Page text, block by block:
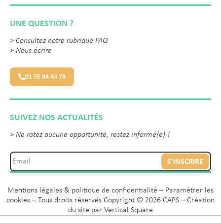
UNE QUESTION ?
> Consultez notre rubrique FAQ
> Nous écrire
01 55 84 43 78
SUIVEZ NOS ACTUALITÉS
> Ne ratez aucune opportunité, restez informé(e) !
S'INSCRIRE
Mentions légales & politique de confidentialité – Paramétrer les
cookies – Tous droits réservés Copyright © 2026 CAPS – Création
du site par Vertical Square